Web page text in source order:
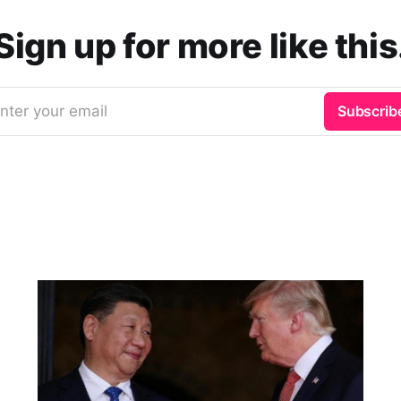
up for more like
your email